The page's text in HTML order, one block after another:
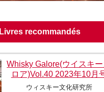
Livres recommandés
Whisky Galore(ウイスキ
ロア)Vol.40 2023年10月
ウィスキー文化研究所